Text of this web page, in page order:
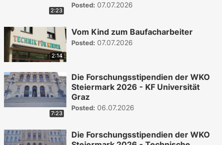
2:23
Posted: 07.07.2026
2:14
Vom Kind zum Baufacharbeiter
Posted: 07.07.2026
7:23
Die Forschungsstipendien der WKO
Steiermark 2026 - KF Universität
Graz
Posted: 06.07.2026
Die Forschungsstipendien der WKO